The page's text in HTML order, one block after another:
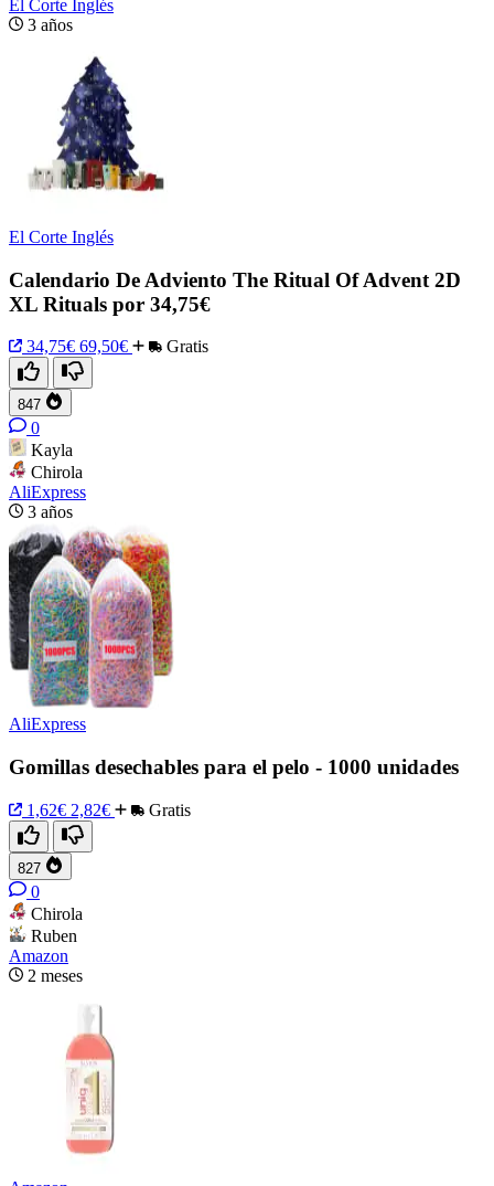
El Corte Inglés
3 años
El Corte Inglés
Calendario De Adviento The Ritual Of Advent 2D
XL Rituals por 34,75€
34,75€ 69,50€ Gratis
847
0
Kayla
Chirola
AliExpress
3 años
AliExpress
Gomillas desechables para el pelo - 1000 unidades
1,62€ 2,82€ Gratis
827
0
Chirola
Ruben
Amazon
2 meses